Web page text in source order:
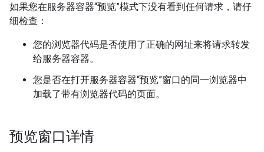
如果您在服务器容器“预览”模式下没有看到任何请求，请仔
细检查：
您的浏览器代码是否使用了正确的网址来将请求转发
给服务器容器。
您是否在打开服务器容器“预览”窗口的同一浏览器中
加载了带有浏览器代码的页面。
预览窗口详情